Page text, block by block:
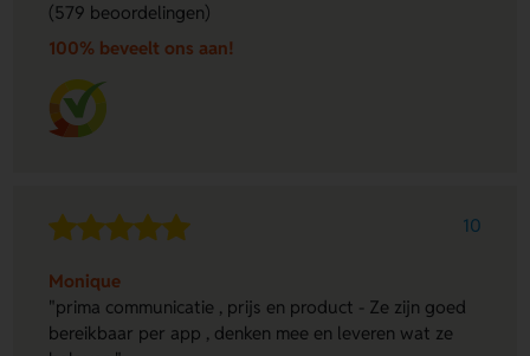
(579 beoordelingen)
100% beveelt ons aan!
10
Monique
"prima communicatie , prijs en product - Ze zijn goed
bereikbaar per app , denken mee en leveren wat ze